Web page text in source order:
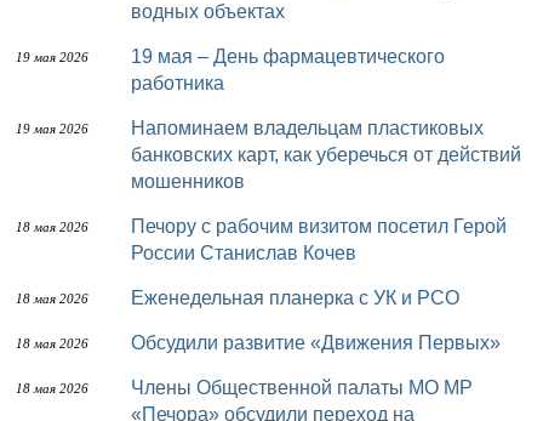
водных объектах
19 мая 2026
19 мая – День фармацевтического
работника
19 мая 2026
Напоминаем владельцам пластиковых
банковских карт, как уберечься от действий
мошенников
18 мая 2026
Печору с рабочим визитом посетил Герой
России Станислав Кочев
18 мая 2026 Еженедельная планерка с УК и РСО
18 мая 2026 Обсудили развитие «Движения Первых»
18 мая 2026
Члены Общественной палаты МО МР
«Печора» обсудили переход на